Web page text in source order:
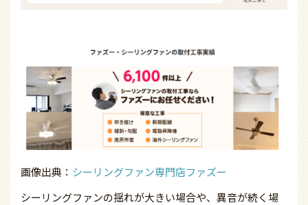
画像出典： シーリングファン専門店ファズー
シーリングファンの揺れが大きい場合や、異音が続く場